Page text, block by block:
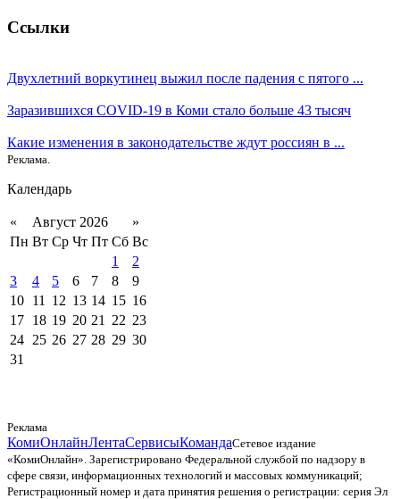
Ссылки
Двухлетний воркутинец выжил после падения с пятого ...
Заразившихся COVID-19 в Коми стало больше 43 тысяч
Какие изменения в законодательстве ждут россиян в ...
Реклама.
Календарь
« Август 2026
»
Пн Вт Ср Чт Пт Сб Вс
1
2
3
4 5 6 7 8
9
10 11 12 13 14 15 16
17 18 19 20 21 22 23
24 25 26 27 28 29 30
31
Реклама
КомиОнлайнЛентаСервисыКомандаСетевое издание
«КомиОнлайн». Зарегистрировано Федеральной службой по надзору в
сфере связи, информационных технологий и массовых коммуникаций;
Регистрационный номер и дата принятия решения о регистрации: серия Эл